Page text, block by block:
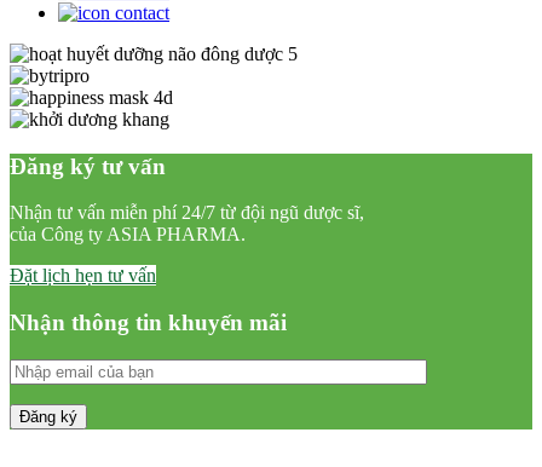
Đăng ký tư vấn
Nhận tư vấn miễn phí 24/7 từ đội ngũ dược sĩ,
của Công ty ASIA PHARMA.
Đặt lịch hẹn tư vấn
Nhận thông tin khuyến mãi